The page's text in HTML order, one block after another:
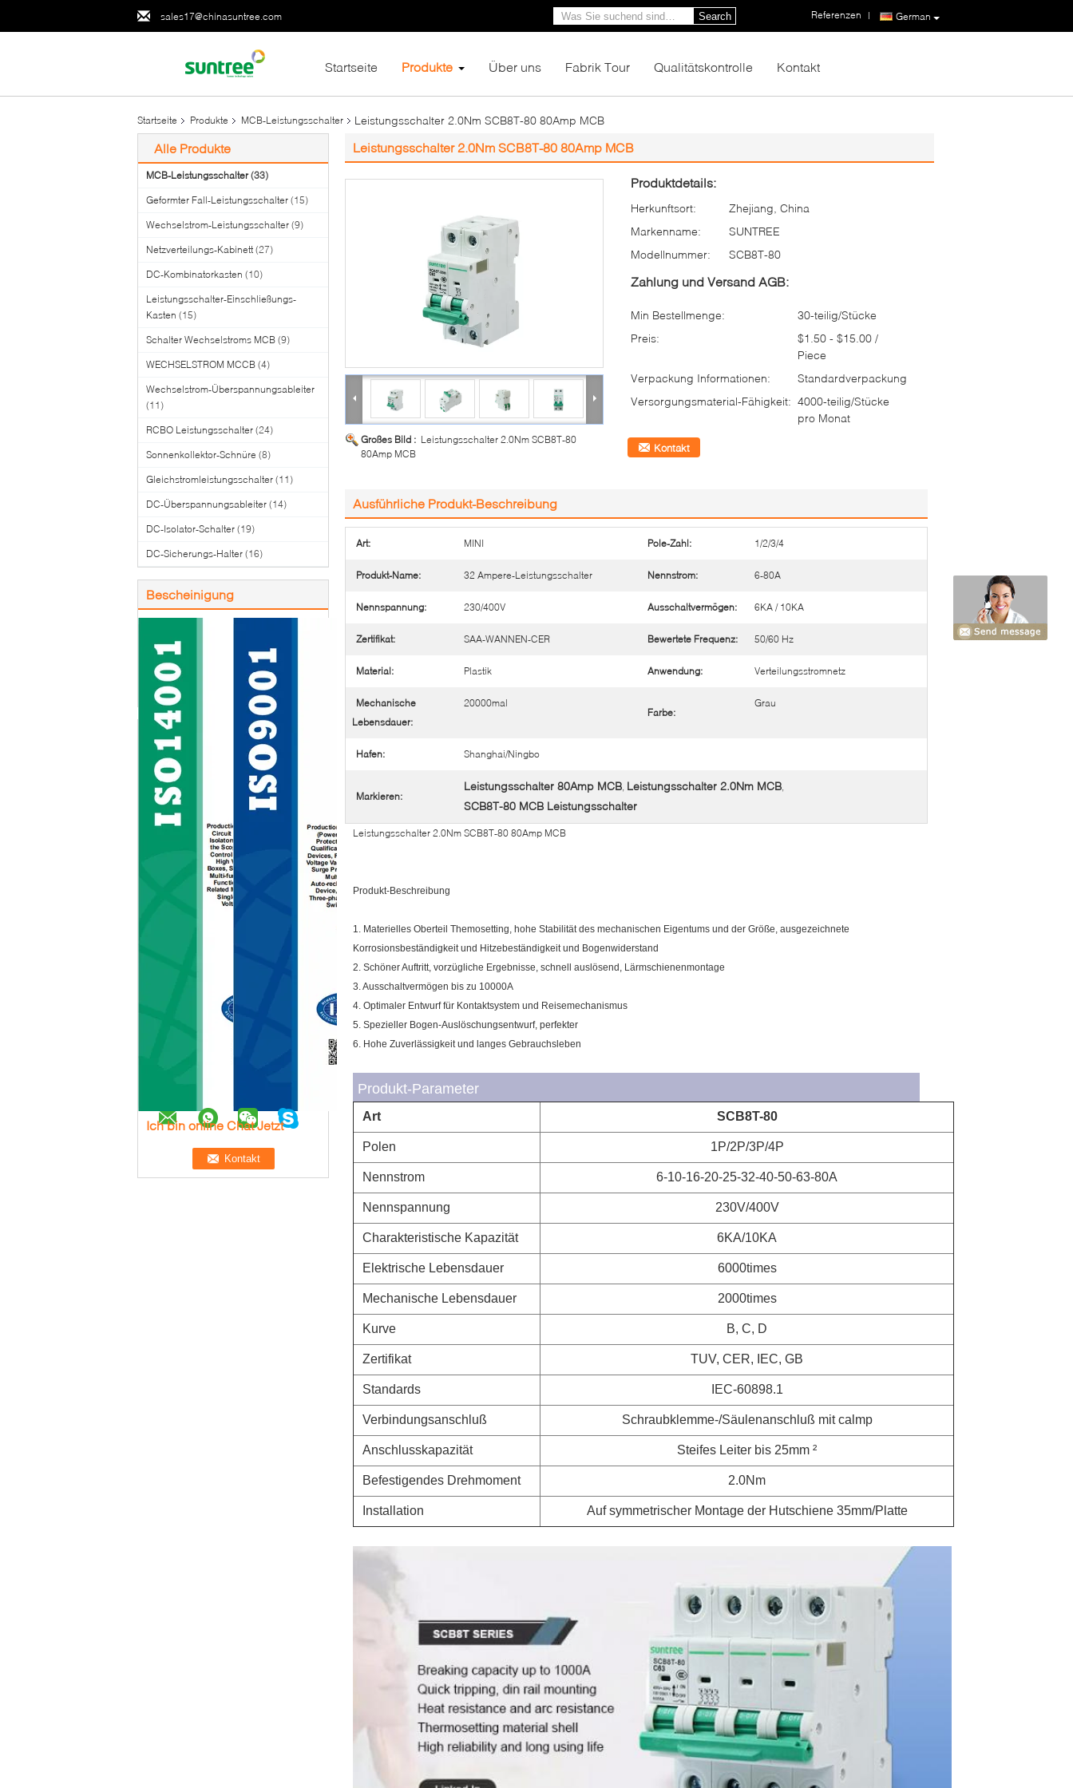
sales17@chinasuntree.com German
Referenzen |
Search
Startseite Produkte Über uns Fabrik Tour Qualitätskontrolle Kontakt
Startseite Produkte MCB-Leistungsschalter Leistungsschalter 2.0Nm SCB8T-80 80Amp MCB
Alle Produkte
MCB-Leistungsschalter (33)
Geformter Fall-Leistungsschalter (15)
Wechselstrom-Leistungsschalter (9)
Netzverteilungs-Kabinett (27)
DC-Kombinatorkasten (10)
Leistungsschalter-Einschließungs-
Kasten (15)
Schalter Wechselstroms MCB (9)
WECHSELSTROM MCCB (4)
Wechselstrom-Überspannungsableiter
(11)
RCBO Leistungsschalter (24)
Sonnenkollektor-Schnüre (8)
Gleichstromleistungsschalter (11)
DC-Überspannungsableiter (14)
DC-Isolator-Schalter (19)
DC-Sicherungs-Halter (16)
Bescheinigung
Ich bin online Chat Jetzt
Leistungsschalter 2.0Nm SCB8T-80 80Amp MCB
Großes Bild : Leistungsschalter 2.0Nm SCB8T-80
80Amp MCB
Produktdetails:
Herkunftsort:
Zhejiang, China
Markenname:
SUNTREE
Modellnummer:
SCB8T-80
Zahlung und Versand AGB:
Min Bestellmenge:
30-teilig/Stücke
Preis:
$1.50 - $15.00 /
Piece
Verpackung Informationen:
Standardverpackung
Versorgungsmaterial-Fähigkeit: 4000-teilig/Stücke
pro Monat
Kontakt
Ausführliche Produkt-Beschreibung
Art: MINI Pole-Zahl: 1/2/3/4
Produkt-Name: 32 Ampere-Leistungsschalter Nennstrom: 6-80A
Nennspannung: 230/400V Ausschaltvermögen: 6KA / 10KA
Zertifikat: SAA-WANNEN-CER Bewertete Frequenz: 50/60 Hz
Material: Plastik Anwendung: Verteilungsstromnetz
Mechanische
Lebensdauer:
20000mal
Farbe:
Grau
Hafen: Shanghai/Ningbo
Markieren:
Leistungsschalter 80Amp MCB, Leistungsschalter 2.0Nm MCB,
SCB8T-80 MCB Leistungsschalter
Leistungsschalter 2.0Nm SCB8T-80 80Amp MCB
Produkt-Beschreibung
1. Materielles Oberteil Themosetting, hohe Stabilität des mechanischen Eigentums und der Größe, ausgezeichnete
Korrosionsbeständigkeit und Hitzebeständigkeit und Bogenwiderstand
2. Schöner Auftritt, vorzügliche Ergebnisse, schnell auslösend, Lärmschienenmontage
3. Ausschaltvermögen bis zu 10000A
4. Optimaler Entwurf für Kontaktsystem und Reisemechanismus
5. Spezieller Bogen-Auslöschungsentwurf, perfekter
6. Hohe Zuverlässigkeit und langes Gebrauchsleben
Produkt-Parameter
Art SCB8T-80
Polen 1P/2P/3P/4P
Nennstrom 6-10-16-20-25-32-40-50-63-80A
Nennspannung 230V/400V
Charakteristische Kapazität 6KA/10KA
Elektrische Lebensdauer 6000times
Mechanische Lebensdauer 2000times
Kurve B, C, D
Zertifikat TUV, CER, IEC, GB
Standards IEC-60898.1
Verbindungsanschluß Schraubklemme-/Säulenanschluß mit calmp
Anschlusskapazität Steifes Leiter bis 25mm ²
Befestigendes Drehmoment 2.0Nm
Installation Auf symmetrischer Montage der Hutschiene 35mm/Platte